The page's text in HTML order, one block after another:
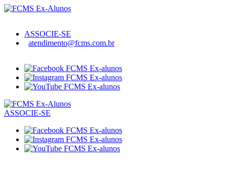
ASSOCIE-SE
atendimento@fcms.com.br
ASSOCIE-SE